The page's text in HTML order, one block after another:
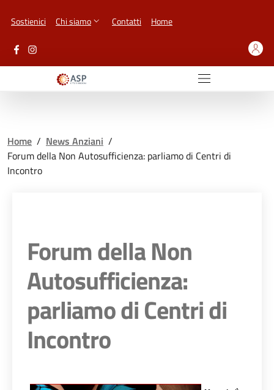
Sostienici Chi siamo Contatti Home
Home / News Anziani /
Forum della Non Autosufficienza: parliamo di Centri di
Incontro
Forum della Non
Autosufficienza:
parliamo di Centri di
Incontro